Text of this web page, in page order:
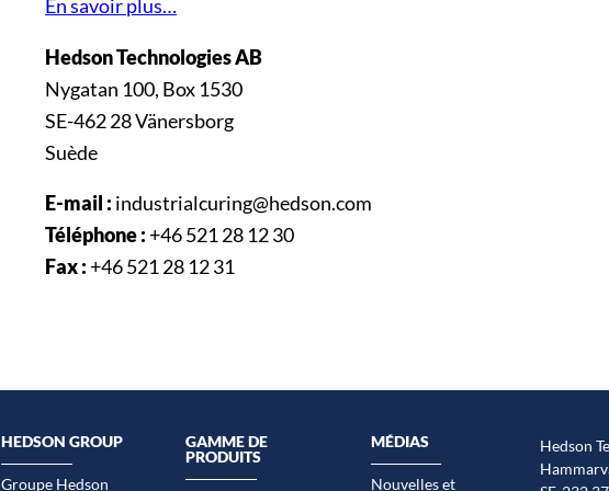
En savoir plus…
Hedson Technologies AB
Nygatan 100, Box 1530
SE-462 28 Vänersborg
Suède
E-mail : industrialcuring@hedson.com
Téléphone :+46 521 28 12 30
Fax :+46 521 28 12 31
HEDSON GROUP
Groupe Hedson
GAMME DE
PRODUITS
MÉDIAS
Nouvelles et
Hedson